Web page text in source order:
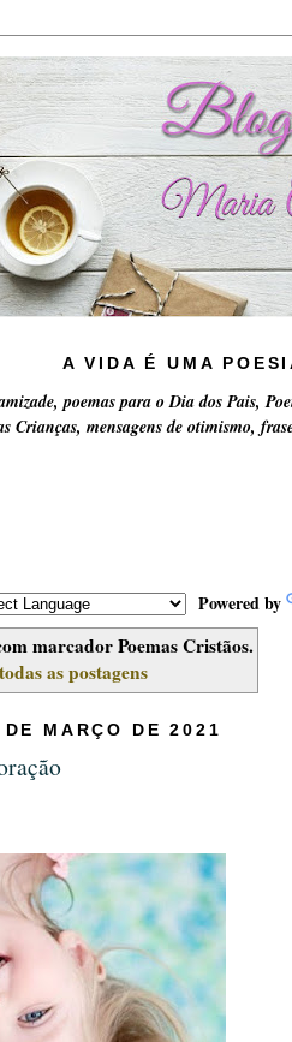
A VIDA É UMA
poemas para o Dia dos Pais,
Crianças, mensagens de otimismo,
Powered by
marcadorPoemas Cristãos.
as postagens
MARÇO DE 2021